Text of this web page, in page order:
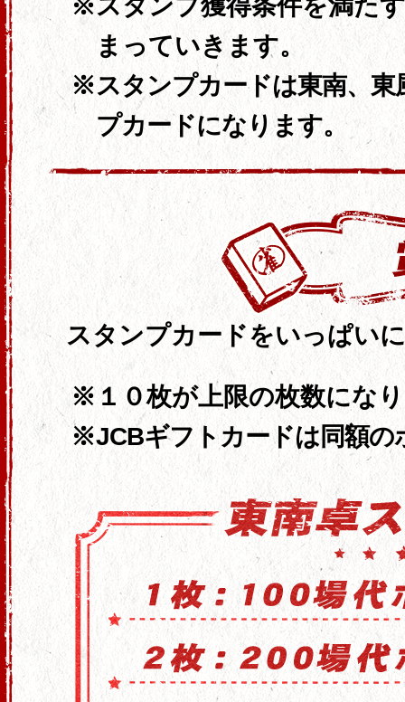
まっていきます。
スタンプカードは東南、
プカードになります。
スタンプカードをいっぱい
１０枚が上限の枚数にな
JCBギフトカードは同額